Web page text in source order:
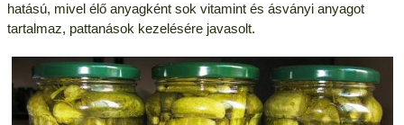
hatású, mivel élő anyagként sok vitamint és ásványi anyagot
tartalmaz, pattanások kezelésére javasolt.